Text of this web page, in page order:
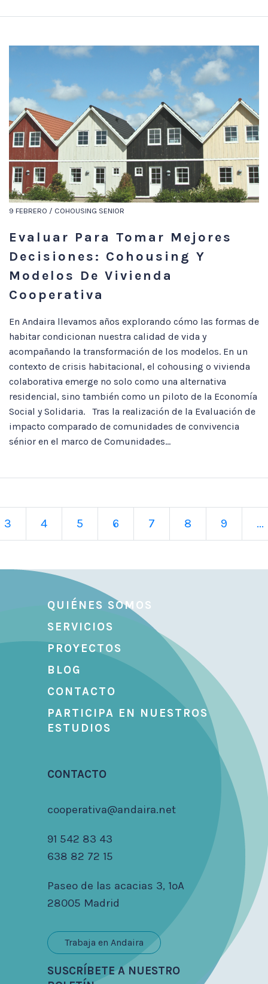
9 FEBRERO / COHOUSING SENIOR
Evaluar Para Tomar Mejores
Decisiones: Cohousing Y
Modelos De Vivienda
Cooperativa
En Andaira llevamos años explorando cómo las formas de
habitar condicionan nuestra calidad de vida y
acompañando la transformación de los modelos. En un
contexto de crisis habitacional, el cohousing o vivienda
colaborativa emerge no solo como una alternativa
residencial, sino también como un piloto de la Economía
Social y Solidaria. Tras la realización de la Evaluación de
impacto comparado de comunidades de convivencia
sénior en el marco de Comunidades...
3 4 5 6 7 8 9 ...
QUIÉNES SOMOS
SERVICIOS
PROYECTOS
BLOG
CONTACTO
PARTICIPA EN NUESTROS
ESTUDIOS
CONTACTO
cooperativa@andaira.net
91 542 83 43
638 82 72 15
Paseo de las acacias 3, 1ºA
28005 Madrid
Trabaja en Andaira
SUSCRÍBETE A NUESTRO